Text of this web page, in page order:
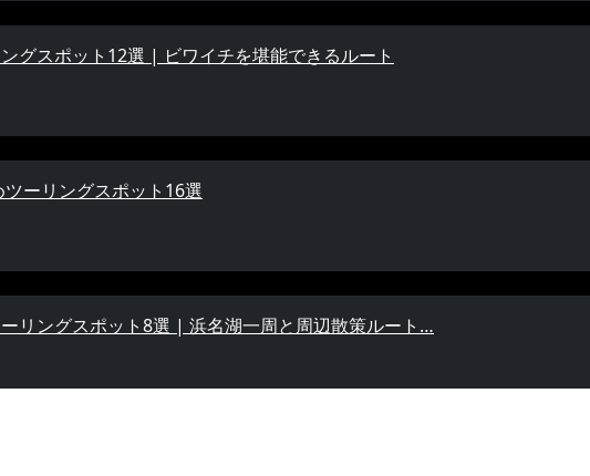
グスポット12選 | ビワイチを堪能できるルート
ツーリングスポット16選
ーリングスポット8選 | 浜名湖一周と周辺散策ルート…